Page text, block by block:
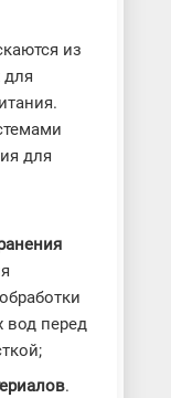
из
для
для
вод перед
.